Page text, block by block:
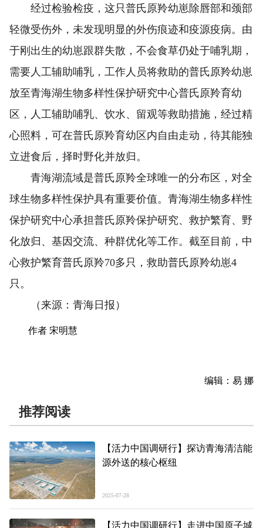
经过检验检疫，这只普氏原羚幼崽除唇部和颈部
轻微受伤外，未发现明显的外伤痕迹和疫源疫病。由
于刚出生的幼崽跟群失散，不会食草仍处于哺乳期，
需要人工辅助哺乳，工作人员将救助的普氏原羚幼崽
放至青海湖生物多样性保护研究中心普氏原羚育幼
区，人工辅助哺乳、饮水、留观等救助措施，经过精
心照料，可在普氏原羚育幼区内自由走动，待其能独
立进食后，择时野化并放归。
青海湖流域是普氏原羚全球唯一的分布区，对全
球生物多样性保护具有重要价值。青海湖生物多样性
保护研究中心承担普氏原羚保护研究、救护繁育、野
化放归、基因交流、种群优化等工作。截至目前，中
心救护繁育普氏原羚70多只，救助普氏原羚幼崽4
只。
（来源：青海日报）
作者 宋明慧
编辑：易 娜
推荐阅读
【活力中国调研行】探访青海清洁能
源外送的核心枢纽
2025-07-28
【活力中国调研行】走进中国原子城